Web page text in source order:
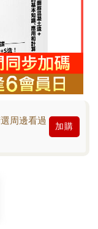
周邊看過
加購